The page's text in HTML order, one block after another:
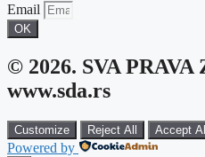
Email
OK
© 2026. SVA
www.sda.rs
Customize Reject All Accept All
Powered by